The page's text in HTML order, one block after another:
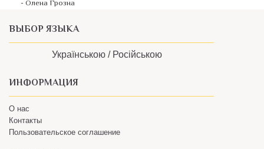
Українською /Російською
О нас
Контакты
Пользовательское соглашение